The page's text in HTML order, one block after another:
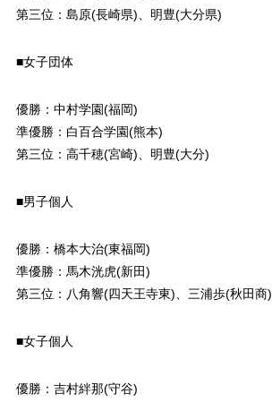
第三位：島原(長崎県)、明豊(大分県)
■女子団体
優勝：中村学園(福岡)
準優勝：白百合学園(熊本)
第三位：高千穂(宮崎)、明豊(大分)
■男子個人
優勝：橋本大治(東福岡)
準優勝：馬木洸虎(新田)
第三位：八角響(四天王寺東)、三浦歩(秋田商)
■女子個人
優勝：吉村絆那(守谷)